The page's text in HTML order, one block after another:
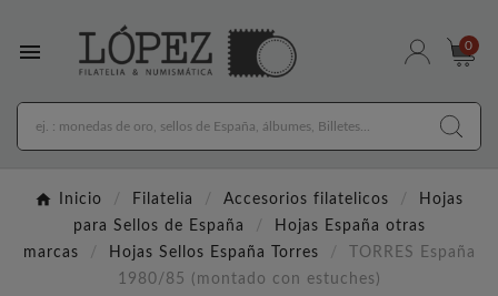
 0
Inicio Filatelia Accesorios filatelicos
Hojas
para Sellos de España
Hojas España otras
marcas
Hojas Sellos España Torres
TORRES España
1980/85 (montado con estuches)